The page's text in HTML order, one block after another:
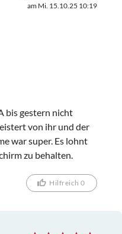
am Mi. 15.10.25 10:19
bis gestern nicht
von ihr und der
war super. Es lohnt
zu behalten.
Hilfreich 0